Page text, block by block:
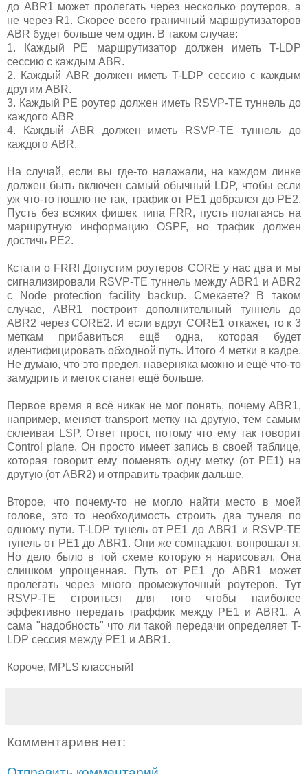
до ABR1 может пролегать через несколько роутеров, а
не через R1. Скорее всего граничный маршрутизаторов
ABR будет больше чем один. В таком случае:
1. Каждый PE маршрутизатор должен иметь T-LDP
сессию с каждым ABR.
2. Каждый ABR должен иметь T-LDP сессию с каждым
другим ABR.
3. Каждый PE роутер должен иметь RSVP-TE туннель до
каждого ABR
4. Каждый ABR должен иметь RSVP-TE туннель до
каждого ABR.
На случай, если вы где-то налажали, на каждом линке
должен быть включен самый обычный LDP, чтобы если
уж что-то пошло не так, трафик от PE1 добрался до PE2.
Пусть без всяких фишек типа FRR, пусть полагаясь на
маршрутную информацию OSPF, но трафик должен
достичь PE2.
Кстати о FRR! Допустим роутеров CORE у нас два и мы
сигнализировали RSVP-TE туннель между ABR1 и ABR2
с Node protection facility backup. Смекаете? В таком
случае, ABR1 построит дополнительный туннель до
ABR2 через CORE2. И если вдруг CORE1 откажет, то к 3
меткам прибавиться ещё одна, которая будет
идентифицировать обходной путь. Итого 4 метки в кадре.
Не думаю, что это предел, наверняка можно и ещё что-то
замудрить и меток станет ещё больше.
Первое время я всё никак не мог понять, почему ABR1,
например, меняет transport метку на другую, тем самым
склеивая LSP. Ответ прост, потому что ему так говорит
Control plane. Он просто имеет запись в своей таблице,
которая говорит ему поменять одну метку (от PE1) на
другую (от ABR2) и отправить трафик дальше.
Второе, что почему-то не могло найти место в моей
голове, это то необходимость строить два тунеля по
одному пути. T-LDP тунель от PE1 до ABR1 и RSVP-TE
тунель от PE1 до ABR1. Они же сомпадают, вопрошал я.
Но дело было в той схеме которую я нарисовал. Она
слишком упрощенная. Путь от PE1 до ABR1 может
пролегать через много промежуточный роутеров. Тут
RSVP-TE строиться для того чтобы наиболее
эффективно передать траффик между PE1 и ABR1. А
сама "надобность" что ли такой передачи определяет T-
LDP сессия между PE1 и ABR1.
Короче, MPLS классный!
Комментариев нет: